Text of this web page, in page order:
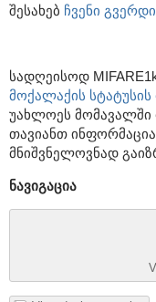
შესახებ ჩვენი
სადღეისოდ
მოქალაქის
უახლოეს მომავალში
თავიანთ
მნიშვნელოვნად
ნავიგაცია